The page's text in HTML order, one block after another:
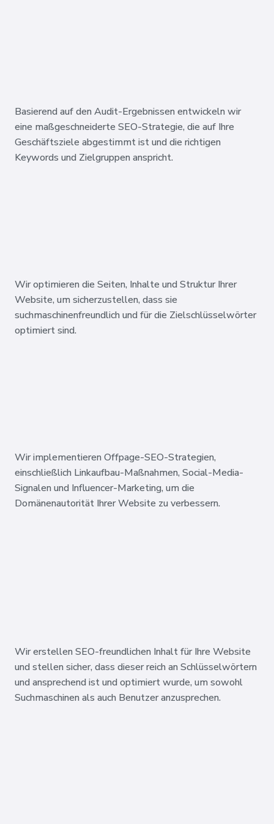
Basierend auf den Audit-Ergebnissen entwickeln wir
eine maßgeschneiderte SEO-Strategie, die auf Ihre
Geschäftsziele abgestimmt ist und die richtigen
Keywords und Zielgruppen anspricht.
Wir optimieren die Seiten, Inhalte und Struktur Ihrer
Website, um sicherzustellen, dass sie
suchmaschinenfreundlich und für die Zielschlüsselwörter
optimiert sind.
Wir implementieren Offpage-SEO-Strategien,
einschließlich Linkaufbau-Maßnahmen, Social-Media-
Signalen und Influencer-Marketing, um die
Domänenautorität Ihrer Website zu verbessern.
Wir erstellen SEO-freundlichen Inhalt für Ihre Website
und stellen sicher, dass dieser reich an Schlüsselwörtern
und ansprechend ist und optimiert wurde, um sowohl
Suchmaschinen als auch Benutzer anzusprechen.